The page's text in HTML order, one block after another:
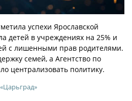
успехи Ярославской
детей в учреждениях на 25% и
с лишенными прав родителями.
семей, а Агентство по
централизовать политику.